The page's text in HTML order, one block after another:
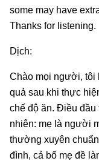
some may have
Thanks for listening.
Dịch:
Chào mọi người, tôi
quả sau khi thực
chế độ ăn. Điều đầu
nhiên: mẹ là người
thường xuyên
đình, cả bố mẹ đề